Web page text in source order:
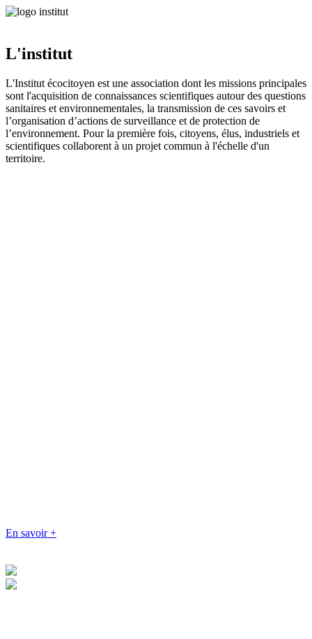
L'institut
L'Institut écocitoyen est une association dont les missions principales
sont l'acquisition de connaissances scientifiques autour des questions
sanitaires et environnementales, la transmission de ces savoirs et
l’organisation d’actions de surveillance et de protection de
l’environnement. Pour la première fois, citoyens, élus, industriels et
scientifiques collaborent à un projet commun à l'échelle d'un
territoire.
En savoir +